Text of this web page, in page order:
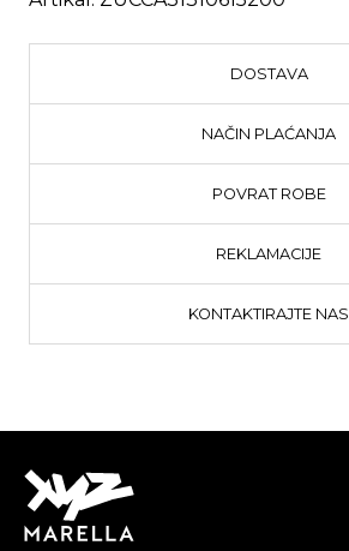
DOSTAVA
NAČIN PLAĆANJA
POVRAT ROBE
REKLAMACIJE
KONTAKTIRAJTE NAS